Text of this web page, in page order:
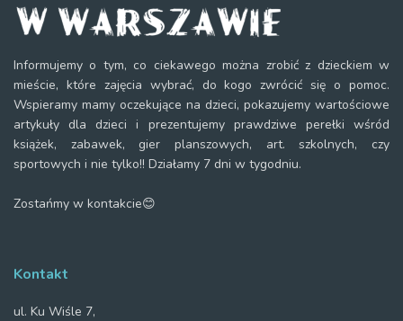
Informujemy o tym, co ciekawego można zrobić z dzieckiem w
mieście, które zajęcia wybrać, do kogo zwrócić się o pomoc.
Wspieramy mamy oczekujące na dzieci, pokazujemy wartościowe
artykuły dla dzieci i prezentujemy prawdziwe perełki wśród
książek, zabawek, gier planszowych, art. szkolnych, czy
sportowych i nie tylko!! Działamy 7 dni w tygodniu.
Zostańmy w kontakcie😊
Kontakt
ul. Ku Wiśle 7,